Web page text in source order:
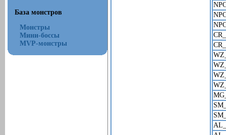
База монстров
Монстры
Мини-боссы
MVP-монстры